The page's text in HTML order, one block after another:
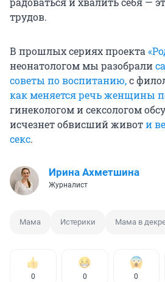
трудов.
В прошлых сериях проекта
неонатологом мы разобрали
советы по воспитанию,с
как меняется речь женщины
гинекологом и сексологом
исчезнет обвисший животи
секс.
Ирина Ахметшина
Журналист
Мама Истерики Мама в
0 0 0